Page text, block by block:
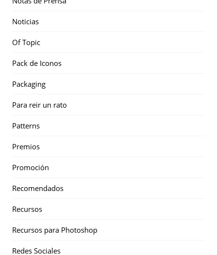
Noticias
Of Topic
Pack de Iconos
Packaging
Para reir un rato
Patterns
Premios
Promoción
Recomendados
Recursos
Recursos para Photoshop
Redes Sociales